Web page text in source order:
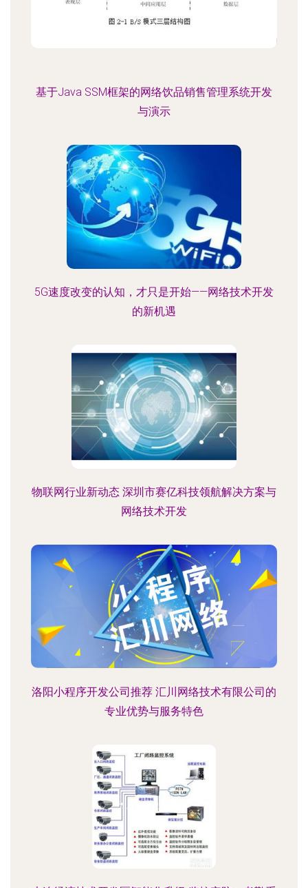
基于Java SSM框架的网络饮品销售管理系统开发
与演示
5G速度改变的认知，才只是开始——网络技术开发
的新机遇
物联网行业新动态 深圳市赛亿科技领航解决方案与
网络技术开发
洛阳小程序开发公司推荐 汇川网络技术有限公司的
专业优势与服务特色